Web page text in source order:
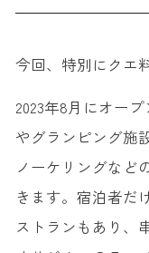
今回、特別にクエ
2023年8月にオー
やグランピング施
ノーケリングなど
きます。宿泊者だ
ストランもあり、